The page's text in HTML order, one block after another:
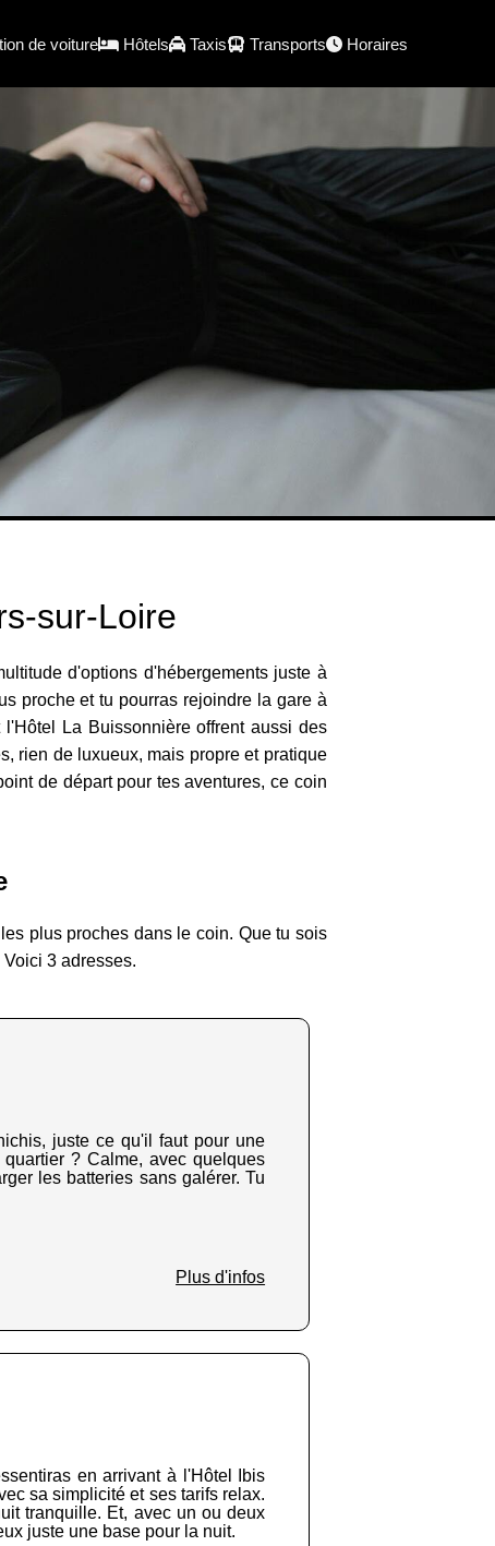
de voiture Hôtels Taxis Transports Horaires
sur-Loire
d'options d'hébergements juste à
proche et tu pourras rejoindre la gare à
La Buissonnière offrent aussi des
rien de luxueux, mais propre et pratique
de départ pour tes aventures, ce coin
plus proches dans le coin. Que tu sois
3 adresses.
juste ce qu'il faut pour une
? Calme, avec quelques
les batteries sans galérer. Tu
Plus d'infos
en arrivant à l'Hôtel Ibis
sa simplicité et ses tarifs relax.
tranquille. Et, avec un ou deux
juste une base pour la nuit.